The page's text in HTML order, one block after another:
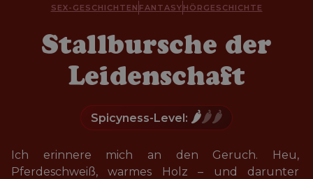
SEX-GESCHICHTEN FANTASY HÖRGESCHICHTE
Stallbursche der
Leidenschaft
Spicyness-Level: 🌶️🌶️🌶️
Ich erinnere mich an den Geruch. Heu,
Pferdeschweiß, warmes Holz – und darunter